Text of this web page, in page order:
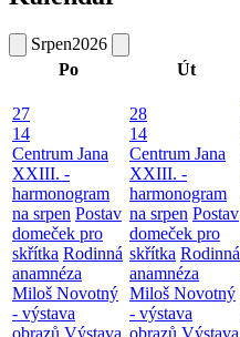
Srpen2026
Po
Út
27
14
Centrum Jana
XXIII. -
harmonogram
na srpen Postav
domeček pro
skřítka Rodinná
anamnéza
Miloš Novotný
- výstava
obrazů Výstava
28
14
Centrum Jana
XXIII. -
harmonogram
na srpen Postav
domeček pro
skřítka Rodinná
anamnéza
Miloš Novotný
- výstava
obrazů Výstava